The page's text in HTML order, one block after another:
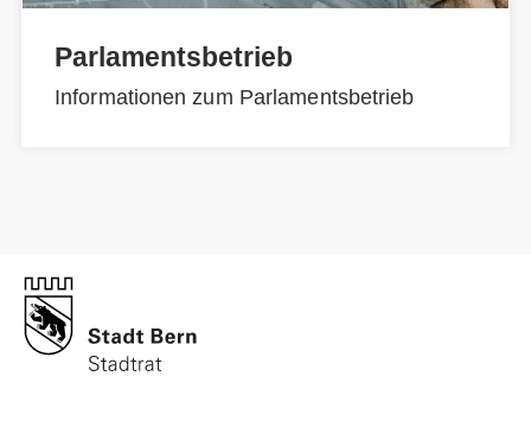
Parlamentsbetrieb
Informationen zum Parlamentsbetrieb